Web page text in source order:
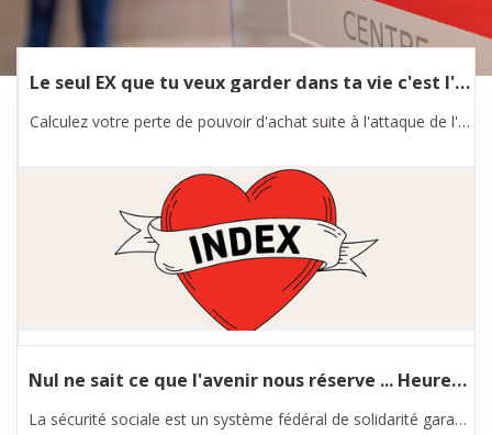
Nos services
Le seul EX que tu veux garder dans ta vie c'est l'index
Calculez votre perte de pouvoir d'achat suite à l'attaque de l'Arizona contre l'indexation automatique avec notre calculateur.
Nul ne sait ce que l'avenir nous réserve ... Heureusement il y a la sécurité sociale !
La sécurité sociale est un système fédéral de solidarité garantie par-delà les générations. Grâce à la sécurité sociale, les richesses dans notre pays sont réparties plus équitablement.